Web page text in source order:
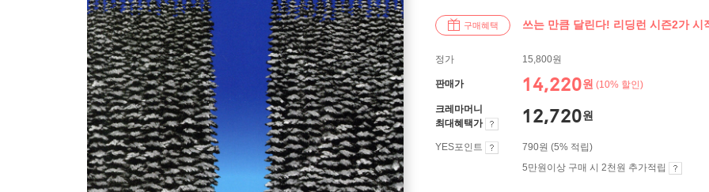
구매혜택 쓰는 만큼 달린다! 리딩런 시즌2가 시
정가 15,800원
판매가 14,220원 (10% 할인)
크레마머니
최대혜택가
12,720원
YES포인트
790원 (5% 적립)
5만원이상 구매 시 2천원 추가적립